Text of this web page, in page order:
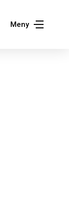
Meny